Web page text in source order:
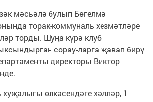
мәсьәлә булып Бөгелмә
торак-коммуналь хезмәтләре
торды. Шуңа күрә клуб
сорау-ларга җавап бирү
директоры Виктор
өлкәсендәге хәлләр, 1